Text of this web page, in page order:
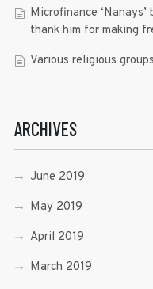
Microfinance ‘Nanays’
thank him for making
Various religious
ARCHIVES
June 2019
May 2019
April 2019
March 2019